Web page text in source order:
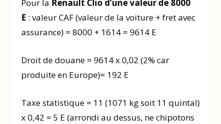
Pour la Renault Clio d’une valeur de 8000
E : valeur CAF (valeur de la voiture + fret avec
assurance) = 8000 + 1614 = 9614 E
Droit de douane = 9614 x 0,02 (2% car
produite en Europe)= 192 E
Taxe statistique = 11 (1071 kg soit 11 quintal)
x 0,42 = 5 E (arrondi au dessus, ne chipotons